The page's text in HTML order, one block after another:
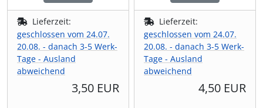
Lieferzeit:
geschlossen vom 24.07.
20.08. - danach 3-5 Werk-
Tage - Ausland
abweichend
3,50 EUR
Lieferzeit:
geschlossen vom 24.07.
20.08. - danach 3-5 Werk-
Tage - Ausland
abweichend
4,50 EUR
Umhängetaschen